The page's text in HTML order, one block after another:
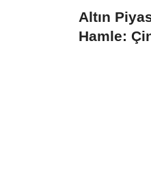
Altın
Hamle: